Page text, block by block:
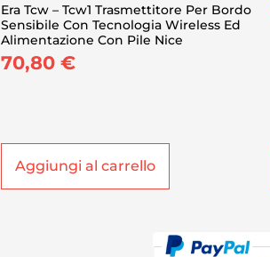
Era Tcw – Tcw1 Trasmettitore Per Bordo
Sensibile Con Tecnologia Wireless Ed
Alimentazione Con Pile Nice
70,80 €
Aggiungi al carrello